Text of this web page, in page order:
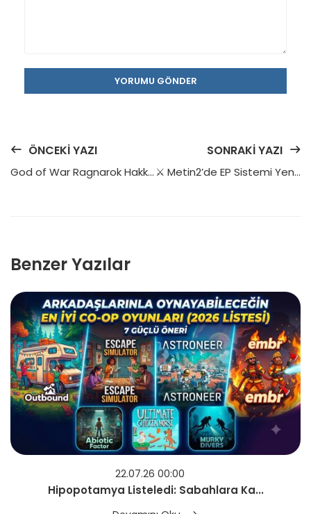
YORUMU GÖNDER
ÖNCEKI YAZI
God of War Ragnarok Hakkında Her Şey
SONRAKI YAZI
⚔️ Metin2’de EP Sistemi Yenilendi! Yeni Paketler ve Sunucu Özellikleri
Benzer Yazılar
22.07.26 00:00
Hipopotamya Listeledi: Sabahlara Ka...